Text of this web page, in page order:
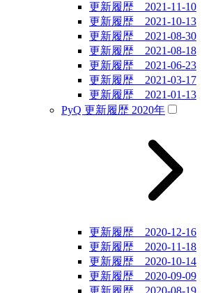
更新履歴 2021-11-10
更新履歴 2021-10-13
更新履歴 2021-08-30
更新履歴 2021-08-18
更新履歴 2021-06-23
更新履歴 2021-03-17
更新履歴 2021-01-13
PyQ 更新履歴 2020年
更新履歴 2020-12-16
更新履歴 2020-11-18
更新履歴 2020-10-14
更新履歴 2020-09-09
更新履歴 2020-08-19